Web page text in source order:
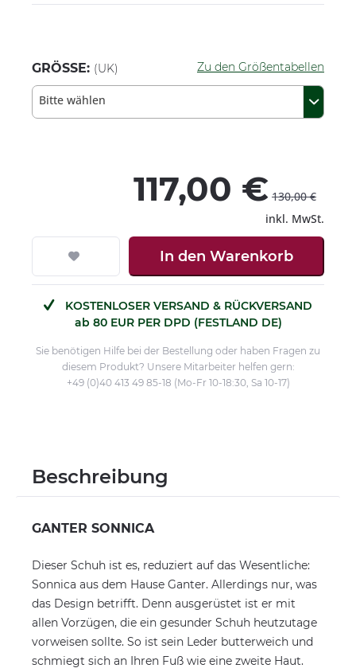
GRÖSSE: (UK) Zu den Größentabellen
Bitte wählen
117,00 € 130,00 €
inkl. MwSt.
In den Warenkorb
KOSTENLOSER VERSAND & RÜCKVERSAND
ab 80 EUR PER DPD (FESTLAND DE)
Sie benötigen Hilfe bei der Bestellung oder haben Fragen zu
diesem Produkt? Unsere Mitarbeiter helfen gern:
+49 (0)40 413 49 85-18 (Mo-Fr 10-18:30, Sa 10-17)
Beschreibung
GANTER SONNICA
Dieser Schuh ist es, reduziert auf das Wesentliche:
Sonnica aus dem Hause Ganter. Allerdings nur, was
das Design betrifft. Denn ausgerüstet ist er mit
allen Vorzügen, die ein gesunder Schuh heutzutage
vorweisen sollte. So ist sein Leder butterweich und
schmiegt sich an Ihren Fuß wie eine zweite Haut.